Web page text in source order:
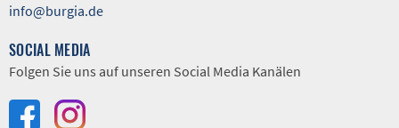
info@burgia.de
SOCIAL MEDIA
Folgen Sie uns auf unseren Social Media Kanälen